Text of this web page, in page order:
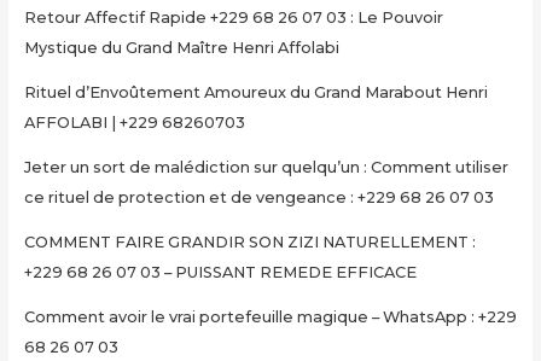
Ultra-
Rapide
Multiplier
Votre
Minutes
+229
26
07
Retour Affectif Rapide +229 68 26 07 03 : Le Pouvoir
Mystique du Grand Maître Henri Affolabi
Rituel d’Envoûtement Amoureux du Grand Marabout Henri
AFFOLABI | +229 68260703
Jeter un sort de malédiction sur quelqu’un : Comment utiliser
ce rituel de protection et de vengeance : +229 68 26 07 03
COMMENT FAIRE GRANDIR SON ZIZI NATURELLEMENT :
+229 68 26 07 03 – PUISSANT REMEDE EFFICACE
Comment avoir le vrai portefeuille magique – WhatsApp : +229
68 26 07 03